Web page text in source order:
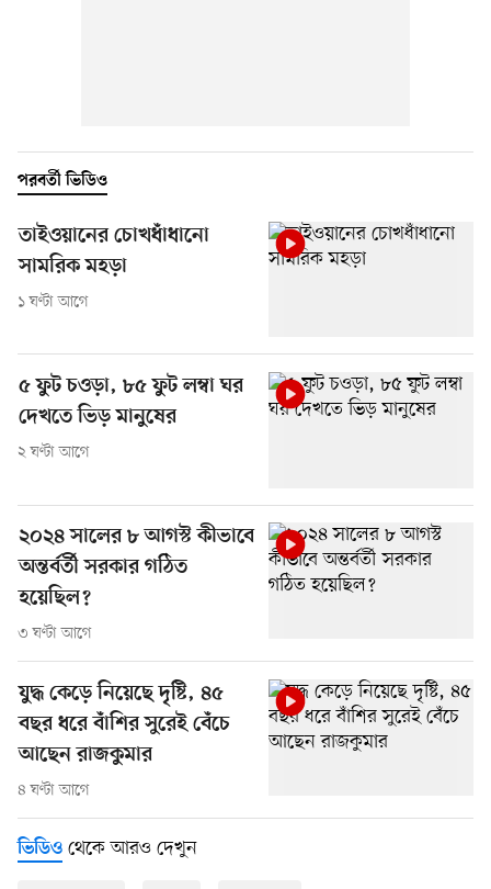
পরবর্তী ভিডিও
তাইওয়ানের চোখধাঁধানো
সামরিক মহড়া
১ ঘণ্টা আগে
৫ ফুট চওড়া, ৮৫ ফুট লম্বা ঘর
দেখতে ভিড় মানুষের
২ ঘণ্টা আগে
২০২৪ সালের ৮ আগস্ট কীভাবে
অন্তর্বর্তী সরকার গঠিত
হয়েছিল?
৩ ঘণ্টা আগে
যুদ্ধ কেড়ে নিয়েছে দৃষ্টি, ৪৫
বছর ধরে বাঁশির সুরেই বেঁচে
আছেন রাজকুমার
৪ ঘণ্টা আগে
ভিডিও থেকে আরও দেখুন